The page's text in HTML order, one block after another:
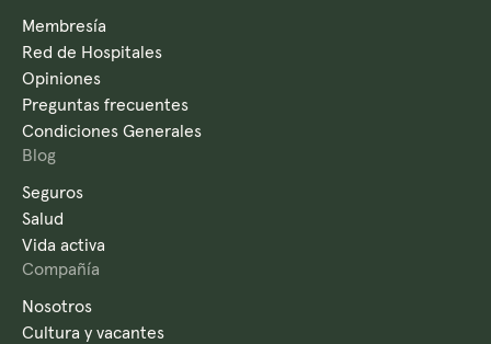
Membresía
Red de Hospitales
Opiniones
Preguntas frecuentes
Condiciones Generales
Blog
Seguros
Salud
Vida activa
Compañía
Nosotros
Cultura y vacantes